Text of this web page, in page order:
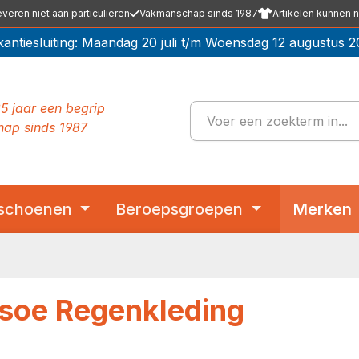
niet aan particulieren Vakmanschap sinds 1987 Artikelen kunnen
Maandag 20 juli t/m Woensdag 12 augustus
jaar een begrip
sinds 1987
Beroepsgroepen Merken
Regenkleding